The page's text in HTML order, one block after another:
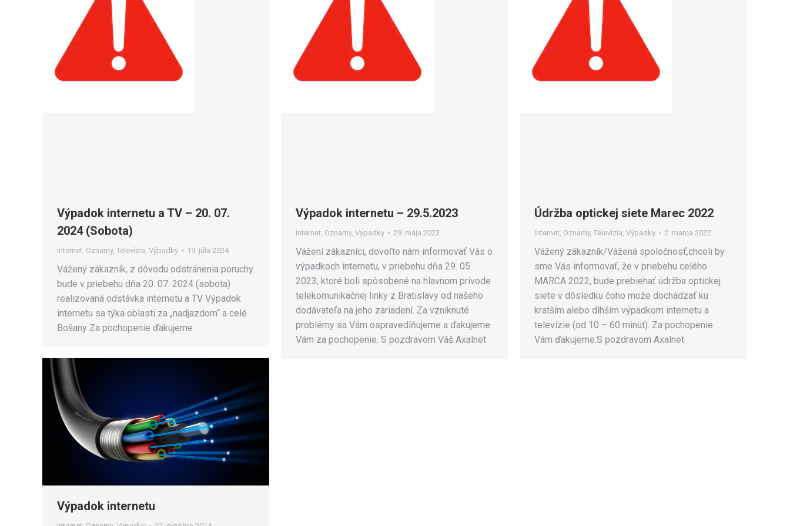
Výpadok internetu a TV – 20. 07.
2024 (Sobota)
Internet Oznamy, Televízia Výpadky 19. júla 2024
Vážený zákazník, z dôvodu odstránenia poruchy
bude v priebehu dňa 20. 07. 2024 (sobota)
realizovaná odstávka internetu a TV Výpadok
internetu sa týka oblasti za „nadjazdom“ a celé
Bošany Za pochopenie ďakujeme
Výpadok internetu – 29.5.2023
Internet Oznamy, Výpadky 29. mája 2023
Vážení zákazníci, dovoľte nám informovať Vás o
výpadkoch internetu, v priebehu dňa 29. 05.
2023, ktoré boli spôsobené na hlavnom prívode
telekomunikačnej linky z Bratislavy od našeho
dodávateľa na jeho zariadení. Za vzniknuté
problémy sa Vám ospravedlňujeme a ďakujeme
Vám za pochopenie. S pozdravom Váš Axalnet
Údržba optickej siete Marec 2022
Internet Oznamy, Televízia Výpadky 2. marca 2022
Vážený zákazník/Vážená spoločnosť,chceli by
sme Vás informovať, že v priebehu celého
MARCA 2022, bude prebiehať údržba optickej
siete v dôsledku čoho može dochádzať ku
kratším alebo dlhším výpadkom internetu a
televízie (od 10 – 60 minút). Za pochopenie
Vám ďakujeme.S pozdravom Axalnet
Výpadok internetu